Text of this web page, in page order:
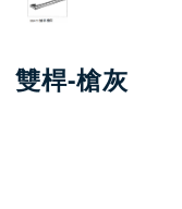
雙桿-槍灰